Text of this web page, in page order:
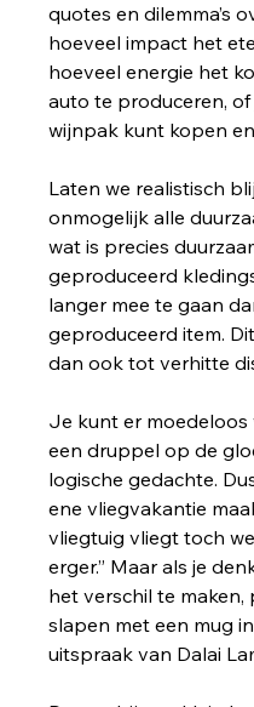
quotes en dilemma’s
hoeveel impact het
hoeveel energie het
auto te produceren,
wijnpak kunt kopen
Laten we realistisch
onmogelijk alle
wat is precies
geproduceerd
langer mee te gaan
geproduceerd item.
dan ook tot verhitte
Je kunt er moedeloos
een druppel op de
logische gedachte.
ene vliegvakantie
vliegtuig vliegt toch
erger.” Maar als je
het verschil te
slapen met een mug
uitspraak van Dalai